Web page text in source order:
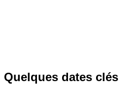
Quelques dates clés